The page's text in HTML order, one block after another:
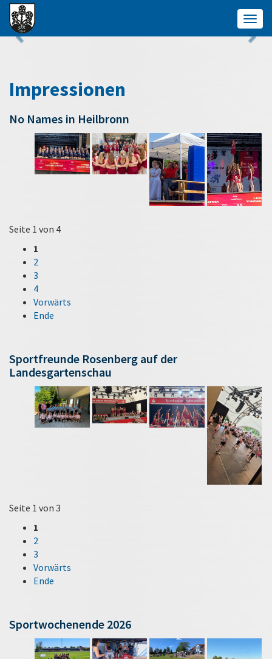
Impressionen
No Names in Heilbronn
Seite 1 von 4
1
2
3
4
Vorwärts
Ende
Sportfreunde Rosenberg auf der
Landesgartenschau
Seite 1 von 3
1
2
3
Vorwärts
Ende
Sportwochenende 2026